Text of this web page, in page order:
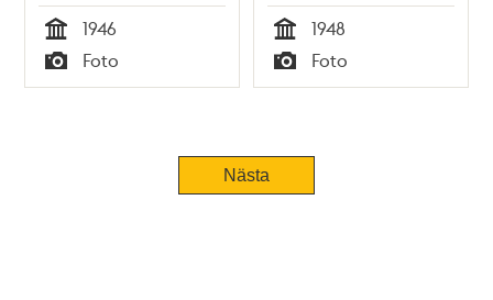
Tid
1946
Typ
Foto Tid
1948
Typ
Foto
Nästa